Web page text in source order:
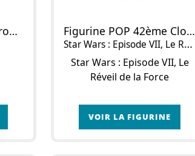
Figurine POP Clone Trooper (Phasae 1) Figurine POP 42ème Clone Trooper
Star Wars : Episode VII, Le Réveil de la Force
Star Wars : Episode VII, Le
Réveil de la Force
VOIR LA FIGURINE